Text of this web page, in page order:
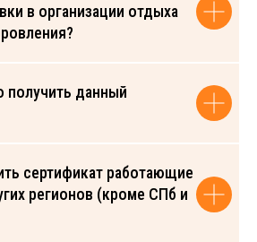
в организации отдыха
получить данный
сертификат работающие
регионов (кроме СПб и